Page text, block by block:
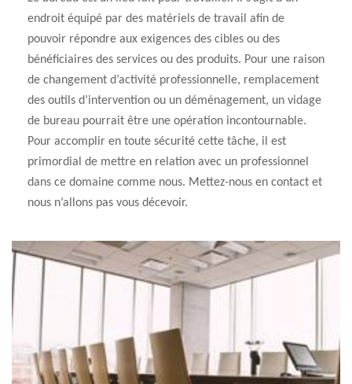
endroit équipé par des matériels de travail afin de
pouvoir répondre aux exigences des cibles ou des
bénéficiaires des services ou des produits. Pour une raison
de changement d’activité professionnelle, remplacement
des outils d’intervention ou un déménagement, un vidage
de bureau pourrait être une opération incontournable.
Pour accomplir en toute sécurité cette tâche, il est
primordial de mettre en relation avec un professionnel
dans ce domaine comme nous. Mettez-nous en contact et
nous n’allons pas vous décevoir.